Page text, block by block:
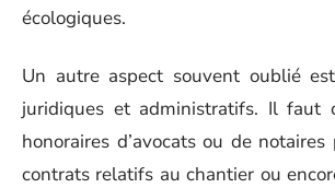
écologiques.
Un autre aspect souvent oublié
juridiques et administratifs. Il faut
honoraires d’avocats ou de
contrats relatifs au chantier ou